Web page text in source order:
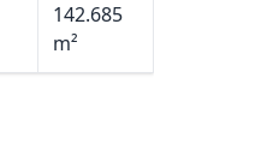
142.685
m²